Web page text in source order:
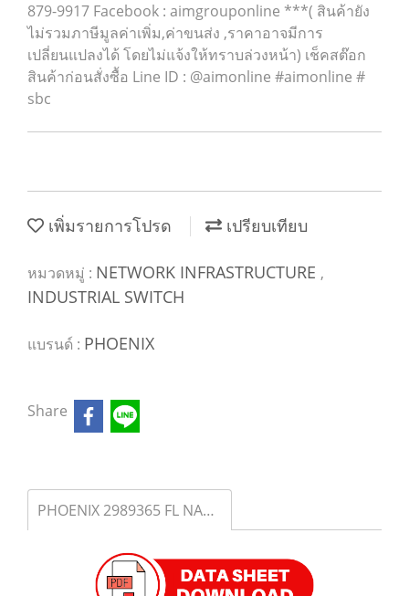
879-9917 Facebook : aimgrouponline ***( สินค้ายัง
ไม่รวมภาษีมูลค่าเพิ่ม,ค่าขนส่ง ,ราคาอาจมีการ
เปลี่ยนแปลงได้ โดยไม่แจ้งให้ทราบล่วงหน้า) เช็คสต๊อก
สินค้าก่อนสั่งซื้อ Line ID : @aimonline #aimonline #
sbc
เพิ่มรายการโปรด เปรียบเทียบ
หมวดหมู่ : NETWORK INFRASTRUCTURE ,
INDUSTRIAL SWITCH
แบรนด์ : PHOENIX
Share
PHOENIX 2989365 FL NAT SMN 8TX - Industrial Ethernet Switch